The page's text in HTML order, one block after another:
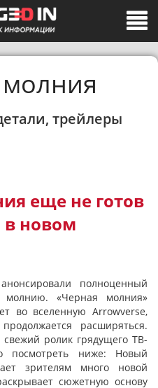
трейлеры
еще не готов
в новом
полноценный
«Черная молния»
во вселенную Arrowverse,
расширяться.
свежий ролик грядущего ТВ-
посмотреть ниже: Новый
зрителям много новой
сюжетную основу